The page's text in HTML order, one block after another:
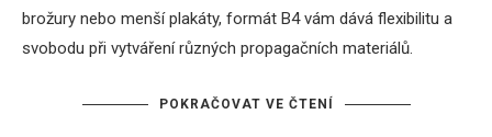
brožury nebo menšíplakáty, formát B4 vám dává flexibilitu a
svobodu při vytváření různých propagačních materiálů.
POKRAČOVAT VE ČTENÍ